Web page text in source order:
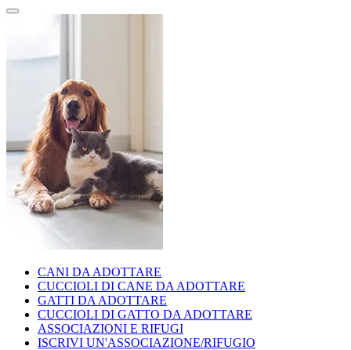
CANI DA ADOTTARE
CUCCIOLI DI CANE DA ADOTTARE
GATTI DA ADOTTARE
CUCCIOLI DI GATTO DA ADOTTARE
ASSOCIAZIONI E RIFUGI
ISCRIVI UN'ASSOCIAZIONE/RIFUGIO